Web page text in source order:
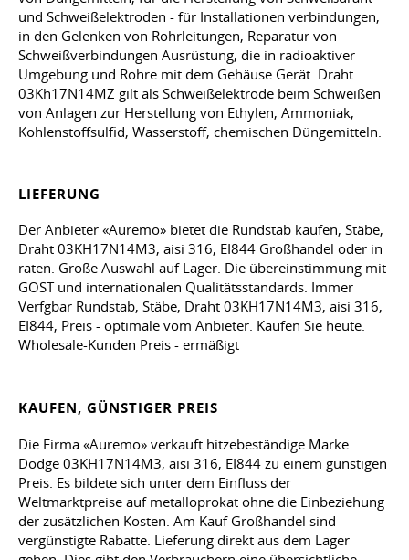
und Schweißelektroden - für Installationen verbindungen,
in den Gelenken von Rohrleitungen, Reparatur von
Schweißverbindungen Ausrüstung, die in radioaktiver
Umgebung und Rohre mit dem Gehäuse Gerät. Draht
03Kh17N14MZ gilt als Schweißelektrode beim Schweißen
von Anlagen zur Herstellung von Ethylen, Ammoniak,
Kohlenstoffsulfid, Wasserstoff, chemischen Düngemitteln.
LIEFERUNG
Der Anbieter «Auremo» bietet die Rundstab kaufen, Stäbe,
Draht 03KH17N14M3, aisi 316, EI844 Großhandel oder in
raten. Große Auswahl auf Lager. Die übereinstimmung mit
GOST und internationalen Qualitätsstandards. Immer
Verfgbar Rundstab, Stäbe, Draht 03KH17N14M3, aisi 316,
EI844, Preis - optimale vom Anbieter. Kaufen Sie heute.
Wholesale-Kunden Preis - ermäßigt
KAUFEN, GÜNSTIGER PREIS
Die Firma «Auremo» verkauft hitzebeständige Marke
Dodge 03KH17N14M3, aisi 316, EI844 zu einem günstigen
Preis. Es bildete sich unter dem Einfluss der
Weltmarktpreise auf metalloprokat ohne die Einbeziehung
der zusätzlichen Kosten. Am Kauf Großhandel sind
vergünstigte Rabatte. Lieferung direkt aus dem Lager